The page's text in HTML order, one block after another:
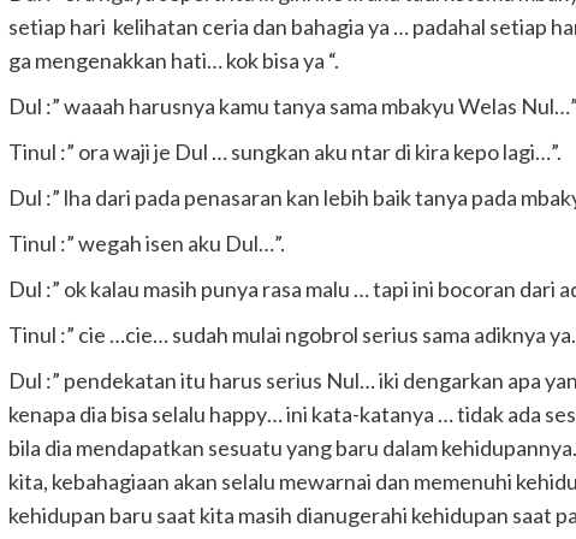
setiap hari kelihatan ceria dan bahagia ya … padahal setiap
ga mengenakkan hati… kok bisa ya “.
Dul :” waaah harusnya kamu tanya sama mbakyu Welas Nul…”
Tinul :” ora waji je Dul … sungkan aku ntar di kira kepo lagi…”.
Dul :” lha dari pada penasaran kan lebih baik tanya pada
Tinul :” wegah isen aku Dul…”.
Dul :” ok kalau masih punya rasa malu … tapi ini bocoran dari
Tinul :” cie …cie… sudah mulai ngobrol serius sama adiknya
Dul :” pendekatan itu harus serius Nul… iki dengarkan apa
kenapa dia bisa selalu happy… ini kata-katanya … tidak ada
bila dia mendapatkan sesuatu yang baru dalam
kita, kebahagiaan akan selalu mewarnai dan memenuhi
kehidupan baru saat kita masih dianugerahi kehidupan saat